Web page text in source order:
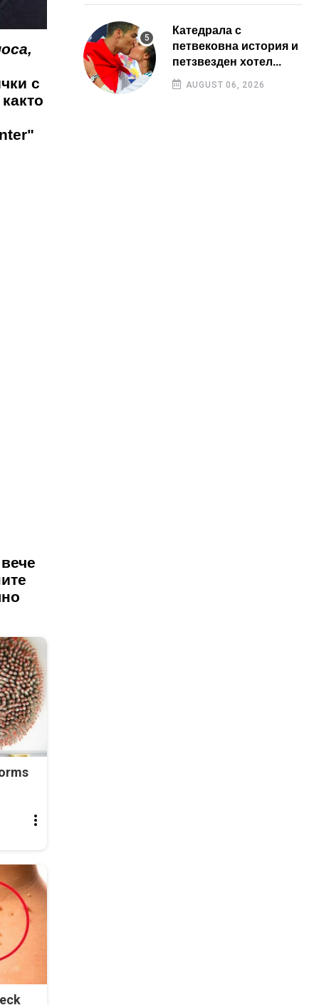
с
Катедрала с
петвековна история и
петзвезден хотел...
AUGUST 06, 2026